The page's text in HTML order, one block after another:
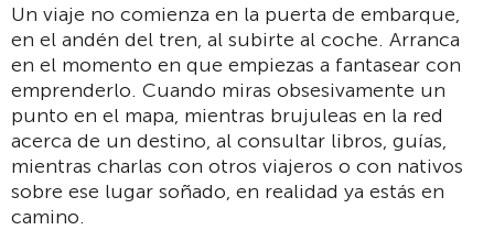
Un viaje no comienza en la puerta de embarque,
en el andén del tren, al subirte al coche. Arranca
en el momento en que empiezas a fantasear con
emprenderlo. Cuando miras obsesivamente un
punto en el mapa, mientras brujuleas en la red
acerca de un destino, al consultar libros, guías,
mientras charlas con otros viajeros o con nativos
sobre ese lugar soñado, en realidad ya estás en
camino.